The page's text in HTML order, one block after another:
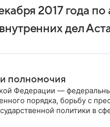
2017 года
дел
полномочия
Федерации —
порядка, борьбу с
политики в
МВД России, какие задачи